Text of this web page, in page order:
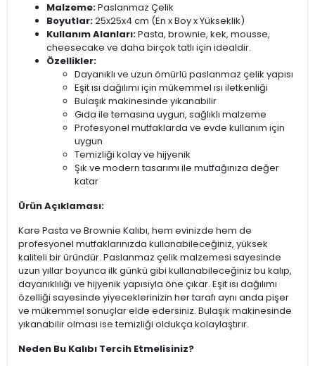
Malzeme:Paslanmaz Çelik
Boyutlar:25x25x4 cm (En x Boy x Yükseklik)
Kullanım Alanları:Pasta, brownie, kek, mousse,
cheesecake ve daha birçok tatlı için idealdir.
Özellikler:
Dayanıklı ve uzun ömürlü paslanmaz çelik yapısı
Eşit ısı dağılımı için mükemmel ısı iletkenliği
Bulaşık makinesinde yıkanabilir
Gıda ile temasına uygun, sağlıklı malzeme
Profesyonel mutfaklarda ve evde kullanım için
uygun
Temizliği kolay ve hijyenik
Şık ve modern tasarımı ile mutfağınıza değer
katar
Ürün Açıklaması:
Kare Pasta ve Brownie Kalıbı, hem evinizde hem de
profesyonel mutfaklarınızda kullanabileceğiniz, yüksek
kaliteli bir üründür. Paslanmaz çelik malzemesi sayesinde
uzun yıllar boyunca ilk günkü gibi kullanabileceğiniz bu kalıp,
dayanıklılığı ve hijyenik yapısıyla öne çıkar. Eşit ısı dağılımı
özelliği sayesinde yiyeceklerinizin her tarafı aynı anda pişer
ve mükemmel sonuçlar elde edersiniz. Bulaşık makinesinde
yıkanabilir olması ise temizliği oldukça kolaylaştırır.
Neden Bu Kalıbı Tercih Etmelisiniz?